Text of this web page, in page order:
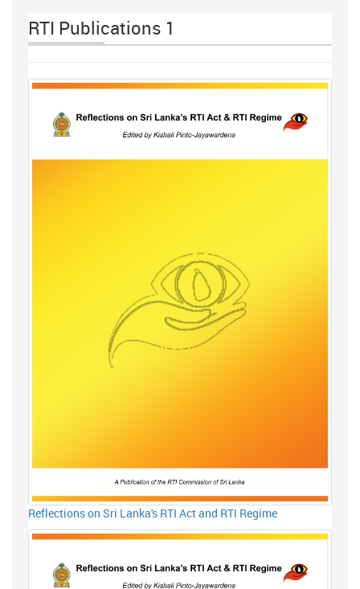
RTI Publications 1
Reflections on Sri Lanka's RTI Act and RTI Regime